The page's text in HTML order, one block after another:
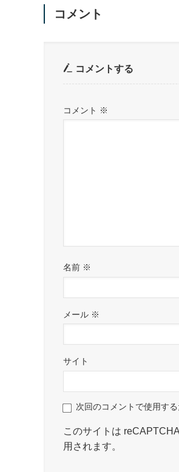
コメント
コメントする
コメント ※
名前 ※
メール ※
サイト
次回のコメントで使用す
このサイトは
用されます。